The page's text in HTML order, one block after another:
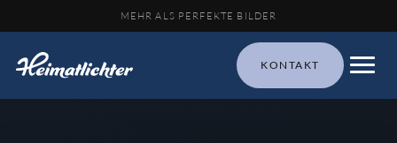
MEHR ALS PERFEKTE BILDER
KONTAKT